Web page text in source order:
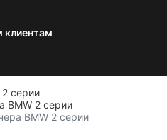
клиентам
серии
BMW 2 серии
BMW 2 серии